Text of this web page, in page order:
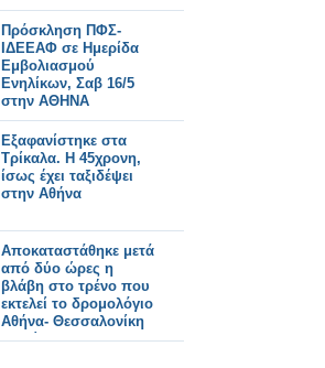
Πρόσκληση ΠΦΣ-
ΙΔΕΕΑΦ σε Ημερίδα
Εμβολιασμού
Ενηλίκων, Σαβ 16/5
στην ΑΘΗΝΑ
Εξαφανίστηκε στα
Τρίκαλα. Η 45χρονη,
ίσως έχει ταξιδέψει
στην Αθήνα
Αποκαταστάθηκε μετά
από δύο ώρες η
βλάβη στο τρένο που
εκτελεί το δρομολόγιο
Αθήνα- Θεσσαλονίκη
και είχε